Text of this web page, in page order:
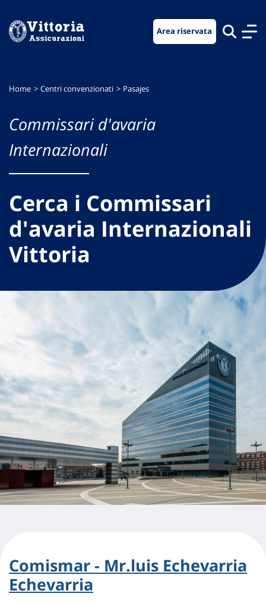
menu
contenuto
footer
Area riservata
Home Centri convenzionati Pasajes
Commissari d'avaria
Internazionali
Cerca i Commissari
d'avaria Internazionali
Vittoria
Comismar - Mr.luis Echevarria
Echevarria